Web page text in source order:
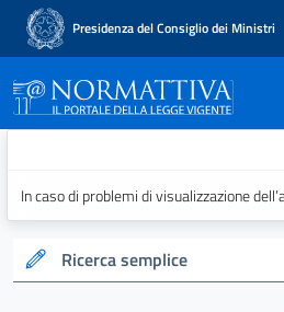
Presidenza del Consiglio dei Ministri
Normattiva -
In caso di problemi di visualizzazione
Ricerca semplice